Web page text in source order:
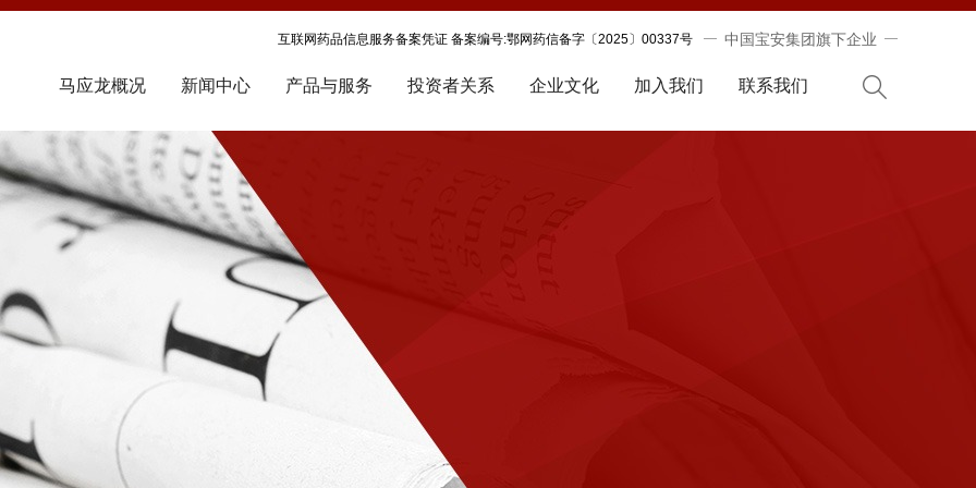
互联网药品信息服务备案凭证 备案编号:鄂网药信备字〔2025〕00337号 中国宝安集团旗下企业
马应龙概况 新闻中心 产品与服务 投资者关系 企业文化 加入我们 联系我们